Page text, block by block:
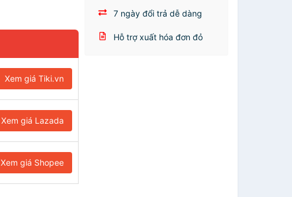
Xem giá Tiki.vn
Xem giá Lazada
Xem giá Shopee
7 ngày đổi trả dễ dàng
Hỗ trợ xuất hóa đơn đỏ